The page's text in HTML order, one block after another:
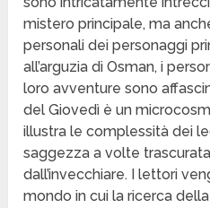
mistero principale, ma
personali dei personaggi
all’arguzia di Osman, i
loro avventure sono
del Giovedì è un
illustra le complessità dei
saggezza a volte
dall’invecchiare. I lettori
mondo in cui la ricerca